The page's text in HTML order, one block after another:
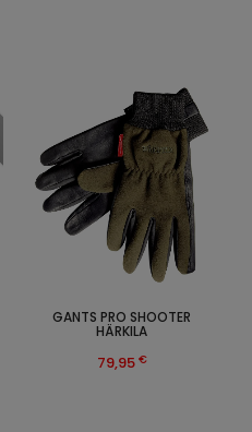
GANTS PRO SHOOTER
HÄRKILA
79,95 €